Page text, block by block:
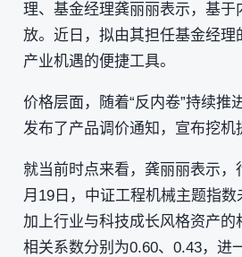
理、基金经理龚丽丽表示，基
放。近日，拟由其担任基金经
产业机遇的便捷工具。
价格层面，随着“反内卷”持续推
发布了产品调价通知，宣布挖机
就当前时点来看，龚丽丽表示
月19日，中证工程机械主题指
加上行业与科技成长风格资产
相关系数分别为0.60、0.43，进